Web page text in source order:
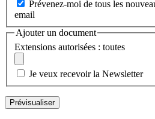
Prévenez-moi de tous les
email
Ajouter un document
Extensions autorisées : toutes
Je veux recevoir la Newsletter